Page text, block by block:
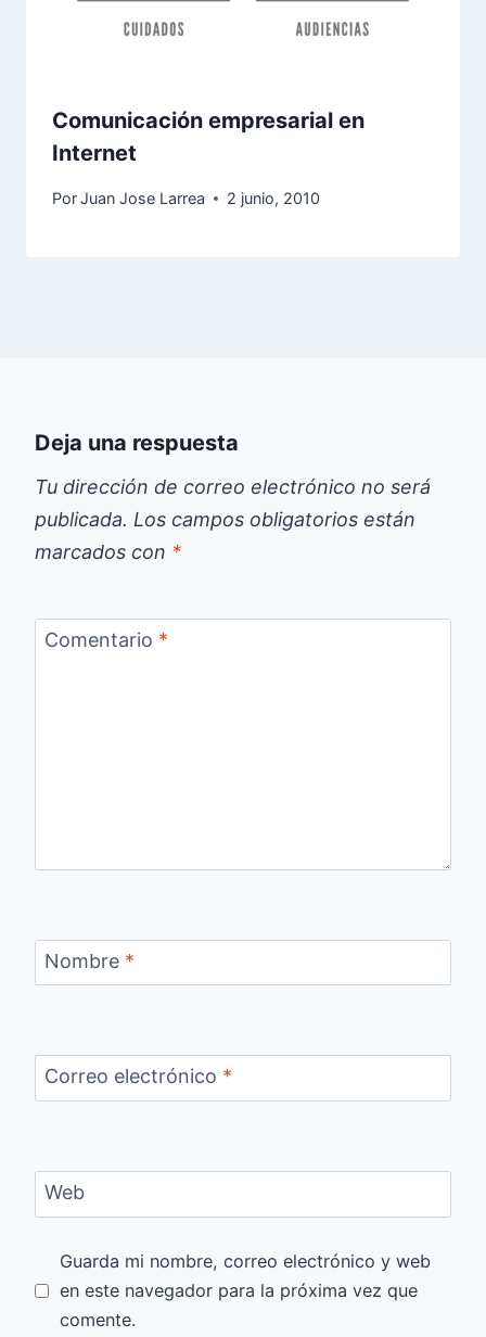
Comunicación empresarial en
Internet
PorJuan Jose Larrea 2 junio, 2010
Deja una respuesta
Tu dirección de correo electrónico no será
publicada. Los campos obligatorios están
marcados con *
Comentario *
Nombre *
Correo electrónico *
Web
Guarda mi nombre, correo electrónico y web
en este navegador para la próxima vez que
comente.